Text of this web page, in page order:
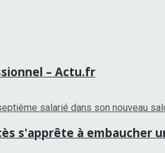
– Actu.fr
s'apprête à embaucher